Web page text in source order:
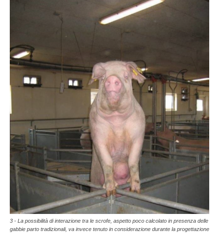
3 - La possibilità di interazione tra le scrofe, aspetto poco calcolato in presenza delle
gabbie parto tradizionali, va invece tenuto in considerazione durante la progettazione